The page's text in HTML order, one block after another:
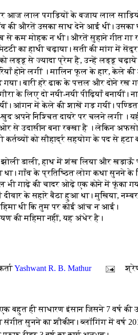
आज लाल पगड़ियों के बजाय लाल
की औरतें उसका साथ देने आई थीं। उसका
कम मोहक न थी। औरतें सुहाने गीत गा
का हाथी चढ़ाया। सती की मांग में सेंदुर
लड्डू से ज्यादा प्रेम है, उन्हें लड्डू चढ़ाये
होने लगीं । मालिन फूल के हार, केले
गया। बारी हरे ढाक के पत्तल और दोने रख
के लिए दो नयी-नयी पीढ़ियाँ
आंगन में केले की शाखें गड़ गयीं।
अपने निश्चित दायरे पर चलने लगी ।
ओर से उदासीन बना रक्खा है । लेकिन
को सौहार्द्र सहयोग के पद से
झोली डाली, हाथ में शंख लिया और
गाँव के प्रतिष्ठित लोग कथा सुनने के
गाढ़े की चादर ओढ़े एक कोने में फूंका
के सहारे बैठा हुआ था। मुखिया,
थी कि तुम पर कोई आंच न आई।
की महिमा नहीं, यह अंधेर है।
Yashwant R. B. Mathur
बहुत ही साधारण इंसान जिसने 7 वर्ष
संगीत सुनने का शौकीन। ब्लॉगिंग में वर्ष